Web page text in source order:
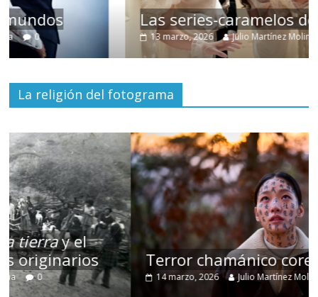
Las series-caramelos de Shondaland
13 marzo, 2026 Julio Martínez Molina 0
La religión del fotograma
Terror chamánico coreano
14 marzo, 2026 Julio Martínez Molina 0